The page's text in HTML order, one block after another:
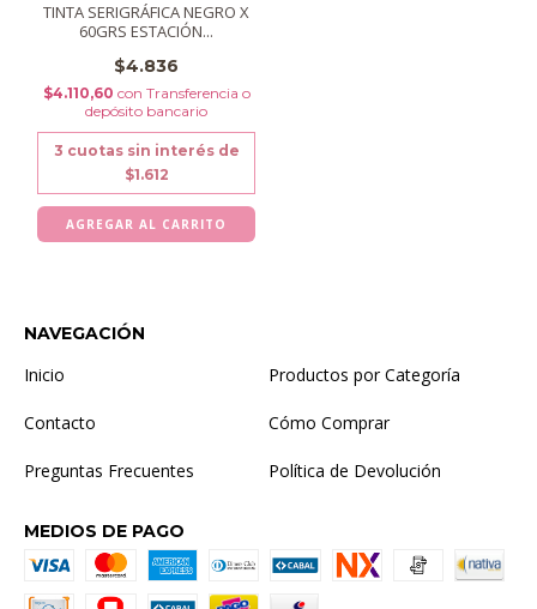
TINTA SERIGRÁFICA NEGRO X
60GRS ESTACIÓN...
$4.836
$4.110,60 con Transferencia o
depósito bancario
3 cuotas sin interés de
$1.612
NAVEGACIÓN
Inicio Productos por Categoría
Contacto Cómo Comprar
Preguntas Frecuentes Política de Devolución
MEDIOS DE PAGO